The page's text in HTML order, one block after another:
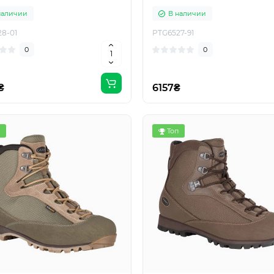
01
0
В наличии
PTG6527-91
0
6157₴
Топ